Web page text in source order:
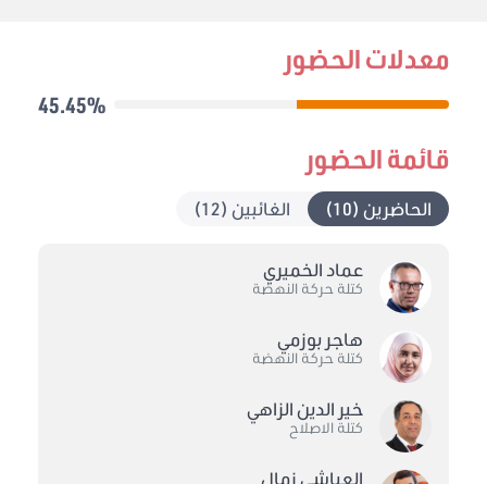
معدلات الحضور
45.45%
قائمة الحضور
الحاضرين (10) الغائبين (12)
عماد الخميري
كتلة حركة النهضة
هاجر بوزمي
كتلة حركة النهضة
خير الدين الزاهي
كتلة الاصلاح
العياشي زمال